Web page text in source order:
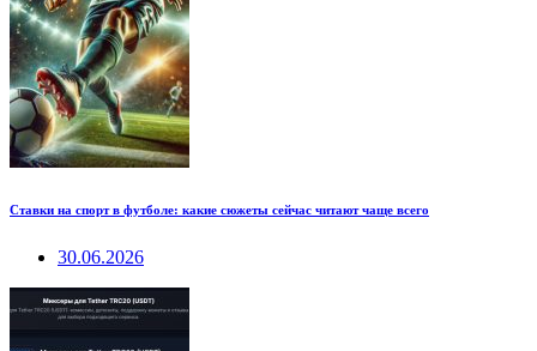
Ставки на спорт в футболе: какие сюжеты сейчас читают чаще всего
30.06.2026